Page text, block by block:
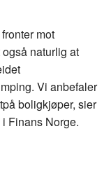
mot
naturlig at
Vi anbefaler
boligkjøper, sier
i Finans Norge.